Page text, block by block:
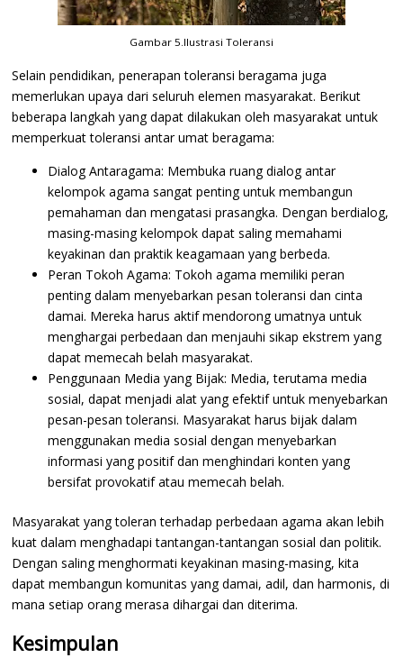
Gambar 5.Ilustrasi Toleransi
Selain pendidikan, penerapan toleransi beragama juga
memerlukan upaya dari seluruh elemen masyarakat. Berikut
beberapa langkah yang dapat dilakukan oleh masyarakat untuk
memperkuat toleransi antar umat beragama:
Dialog Antaragama: Membuka ruang dialog antar
kelompok agama sangat penting untuk membangun
pemahaman dan mengatasi prasangka. Dengan berdialog,
masing-masing kelompok dapat saling memahami
keyakinan dan praktik keagamaan yang berbeda.
Peran Tokoh Agama: Tokoh agama memiliki peran
penting dalam menyebarkan pesan toleransi dan cinta
damai. Mereka harus aktif mendorong umatnya untuk
menghargai perbedaan dan menjauhi sikap ekstrem yang
dapat memecah belah masyarakat.
Penggunaan Media yang Bijak: Media, terutama media
sosial, dapat menjadi alat yang efektif untuk menyebarkan
pesan-pesan toleransi. Masyarakat harus bijak dalam
menggunakan media sosial dengan menyebarkan
informasi yang positif dan menghindari konten yang
bersifat provokatif atau memecah belah.
Masyarakat yang toleran terhadap perbedaan agama akan lebih
kuat dalam menghadapi tantangan-tantangan sosial dan politik.
Dengan saling menghormati keyakinan masing-masing, kita
dapat membangun komunitas yang damai, adil, dan harmonis, di
mana setiap orang merasa dihargai dan diterima.
Kesimpulan